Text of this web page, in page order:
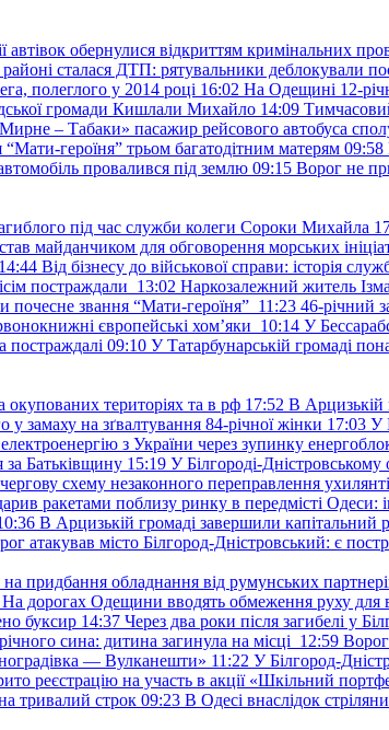
обернулися відкриттям кримінальних
сталася ДТП: рятувальники деблокували
полеглого у 2014 році 16:02 На Одещині 12-
громади Кишлали Михайло 14:09
– Табаки» пасажир рейсового автобуса
героїня” трьом багатодітним матерям 09:58
провалився під землю 09:15 Ворог не
під час служби колеги Сороки Михайла
став майданчиком для обговорення морських
14:44 Від бізнесу до військової справи: історія
постраждали 13:02 Наркозалежний житель
почесне звання “Мати-героїня” 11:23 46-річний
європейські хом’яки 10:14 У
постраждалі 09:10 У Татарбунарській громаді
окупованих територіях та в рф 17:52 В Арцизькій
у замаху на зґвалтування 84-річної жінки 17:03 У
з України через зупинку
за Батьківщину 15:19 У Білгороді-Дністровському
схему незаконного переправлення
ракетами поблизу ринку в передмісті
В Арцизькій громаді завершили капітальний
атакував місто Білгород-Дністровський: є
придбання обладнання від румунських
На дорогах Одещини вводять обмеження руху для
буксир 14:37 Через два роки після загибелі у
сина: дитина загинула на місці 12:59
— Вулканешти» 11:22 У Білгород-
реєстрацію на участь в акції «Шкільний
тривалий строк 09:23 В Одесі внаслідок